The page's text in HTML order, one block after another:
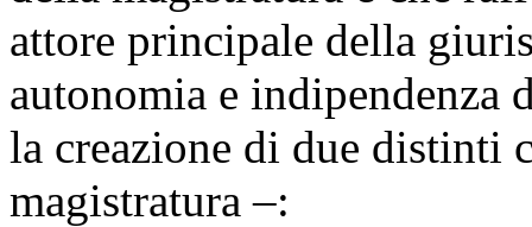
attore principale della
autonomia e indipendenza
la creazione di due distinti
magistratura –: